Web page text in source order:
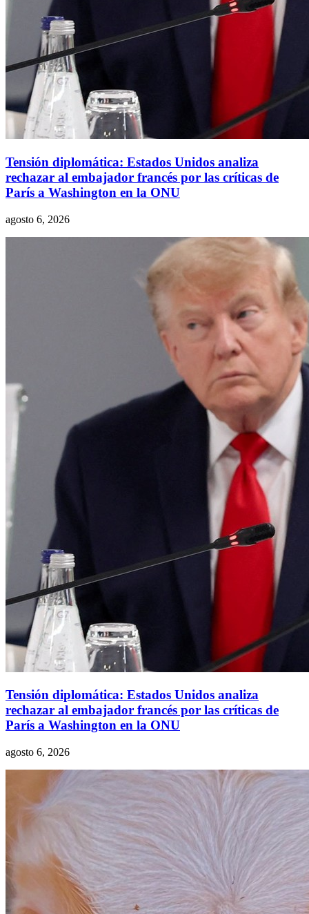
Tensión diplomática: Estados Unidos analiza
rechazar al embajador francés por las críticas de
París a Washington en la ONU
agosto 6, 2026
Tensión diplomática: Estados Unidos analiza
rechazar al embajador francés por las críticas de
París a Washington en la ONU
agosto 6, 2026